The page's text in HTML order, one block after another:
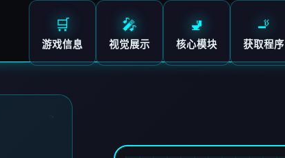
🛒
游戏信息
🎤
视觉展示
🚽
核心模块
🚬
获取程序